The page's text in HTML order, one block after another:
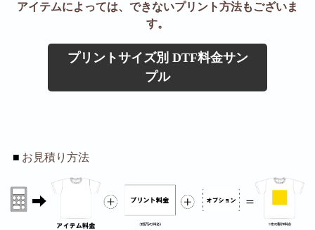
アイテムによっては、できないプリント方法もございま
す。
プリントサイズ別 DTF料金サン
プル
■ お見積り方法